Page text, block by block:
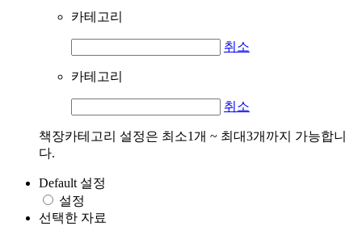
카테고리
취소
카테고리
취소
책장카테고리 설정은 최소1개 ~ 최대3개까지 가능합니
다.
Default 설정
설정
선택한 자료